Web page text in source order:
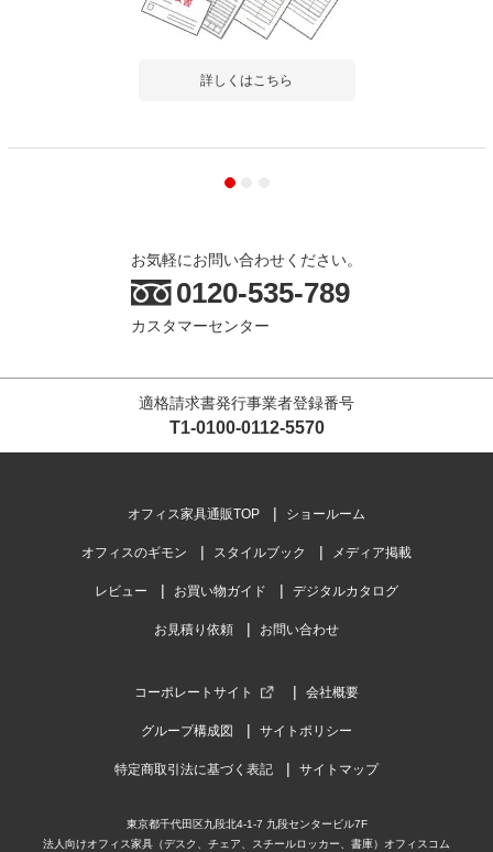
詳しくはこちら
お気軽にお問い合わせください。
0120-535-789
カスタマーセンター
適格請求書発行事業者登録番号
T1-0100-0112-5570
オフィス家具通販TOP ショールーム
オフィスのギモン スタイルブック メディア掲載
レビュー お買い物ガイド デジタルカタログ
お見積り依頼 お問い合わせ
コーポレートサイト 会社概要
グループ構成図 サイトポリシー
特定商取引法に基づく表記 サイトマップ
東京都千代田区九段北4-1-7 九段センタービル7F
法人向けオフィス家具（デスク、チェア、スチールロッカー、書庫）オフィスコム